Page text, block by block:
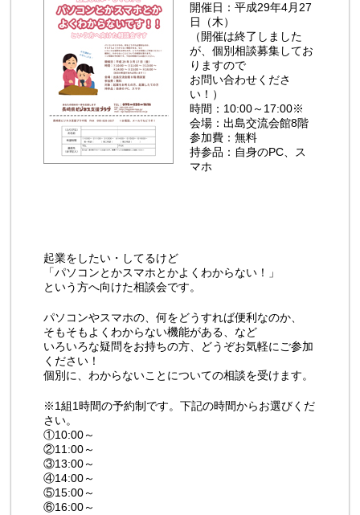
開催日：平成29年4月27
日（木）
（開催は終了しました
が、個別相談募集してお
りますので
お問い合わせくださ
い！）
時間：10:00～17:00※
会場：出島交流会館8階
参加費：無料
持参品：自身のPC、ス
マホ
起業をしたい・してるけど
「パソコンとかスマホとかよくわからない！」
という方へ向けた相談会です。
パソコンやスマホの、何をどうすれば便利なのか、
そもそもよくわからない機能がある、など
いろいろな疑問をお持ちの方、どうぞお気軽にご参加
ください！
個別に、わからないことについての相談を受けます。
※1組1時間の予約制です。下記の時間からお選びくだ
さい。
①10:00～
②11:00～
③13:00～
④14:00～
⑤15:00～
⑥16:00～